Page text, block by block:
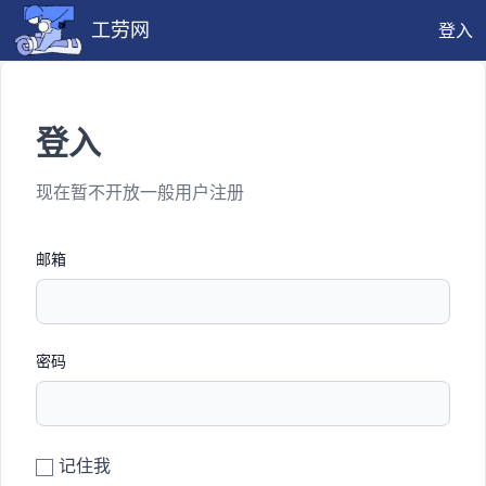
工劳网 登入
登入
现在暂不开放一般用户注册
邮箱
密码
记住我